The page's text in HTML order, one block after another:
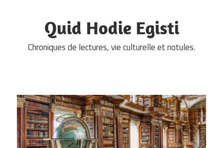
Quid Hodie Egisti
Chroniques de lectures, vie culturelle et notules.